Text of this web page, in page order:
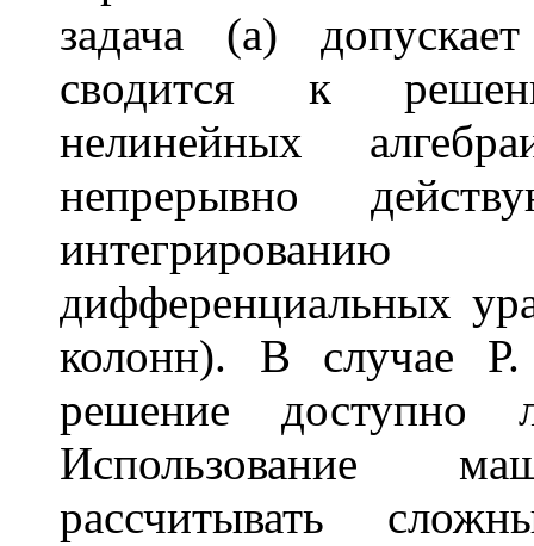
задача (а)
сводится к
нелинейных
непрерывно
интегрированию
дифференциальных
колонн). В случае Р.
решение
Использование
рассчитывать